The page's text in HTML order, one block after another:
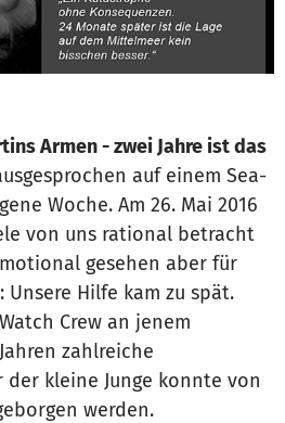
Armen - zwei Jahre ist das
auf einem Sea-
Woche. Am 26. Mai 2016
von uns rational betracht
gesehen aber für
Hilfe kam zu spät.
Crew an jenem
zahlreiche
der kleine Junge konnte von
werden.